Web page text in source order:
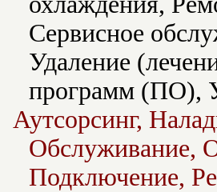
Сервисное
Удаление
программ (ПО),
Аутсорсинг,
Обслуживание,
Подключение,